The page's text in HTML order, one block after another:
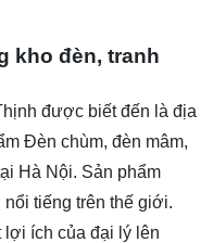
kho đèn, tranh
được biết đến là địa
Đèn chùm, đèn mâm,
Hà Nội. Sản phẩm
tiếng trên thế giới.
ích của đại lý lên